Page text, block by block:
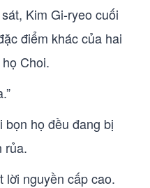
Kim Gi-ryeo cuối
điểm khác của hai
Choi.
họ đều đang bị
rủa.
lời nguyền cấp cao.